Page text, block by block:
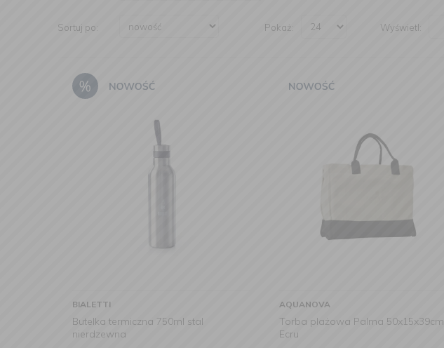
Sortuj po: Pokaż: Wyświetl:
BIALETTI
Butelka termiczna 750ml stal
nierdzewna
AQUANOVA
Torba plażowa Palma 50x15x39cm
Ecru